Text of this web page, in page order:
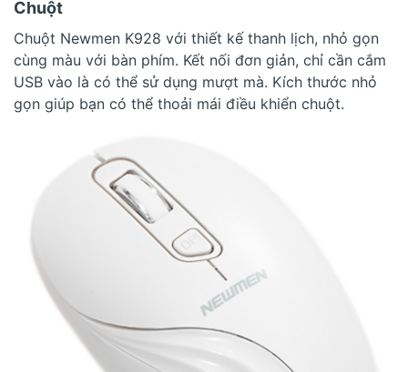
Chuột
Chuột Newmen K928 với thiết kế thanh lịch, nhỏ gọn
cùng màu với bàn phím. Kết nối đơn giản, chỉ cần cắm
USB vào là có thể sử dụng mượt mà. Kích thước nhỏ
gọn giúp bạn có thể thoải mái điều khiển chuột.